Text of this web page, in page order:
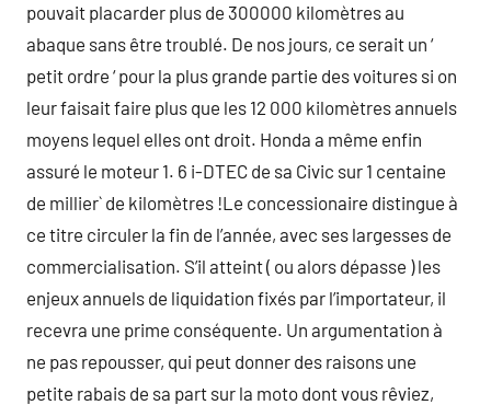
pouvait placarder plus de 300000 kilomètres au
abaque sans être troublé. De nos jours, ce serait un ‘
petit ordre ‘ pour la plus grande partie des voitures si on
leur faisait faire plus que les 12 000 kilomètres annuels
moyens lequel elles ont droit. Honda a même enfin
assuré le moteur 1. 6 i-DTEC de sa Civic sur 1 centaine
de millier` de kilomètres !Le concessionaire distingue à
ce titre circuler la fin de l’année, avec ses largesses de
commercialisation. S’il atteint ( ou alors dépasse ) les
enjeux annuels de liquidation fixés par l’importateur, il
recevra une prime conséquente. Un argumentation à
ne pas repousser, qui peut donner des raisons une
petite rabais de sa part sur la moto dont vous rêviez,